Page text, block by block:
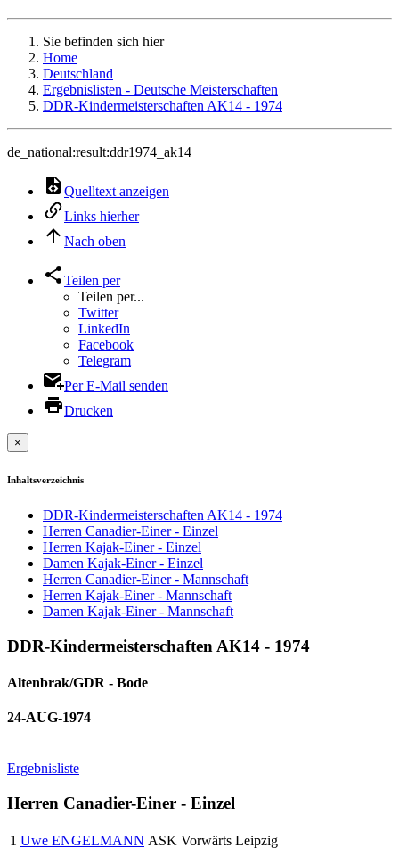
Sie befinden sich hier
Home
Deutschland
Ergebnislisten - Deutsche Meisterschaften
DDR-Kindermeisterschaften AK14 - 1974
de_national:result:ddr1974_ak14
Quelltext anzeigen
Links hierher
Nach oben
Teilen per
Teilen per...
Twitter
LinkedIn
Facebook
Telegram
Per E-Mail senden
Drucken
×
Inhaltsverzeichnis
DDR-Kindermeisterschaften AK14 - 1974
Herren Canadier-Einer - Einzel
Herren Kajak-Einer - Einzel
Damen Kajak-Einer - Einzel
Herren Canadier-Einer - Mannschaft
Herren Kajak-Einer - Mannschaft
Damen Kajak-Einer - Mannschaft
DDR-Kindermeisterschaften AK14 - 1974
Altenbrak/GDR - Bode
24-AUG-1974
Ergebnisliste
Herren Canadier-Einer - Einzel
1 Uwe ENGELMANN ASK Vorwärts Leipzig